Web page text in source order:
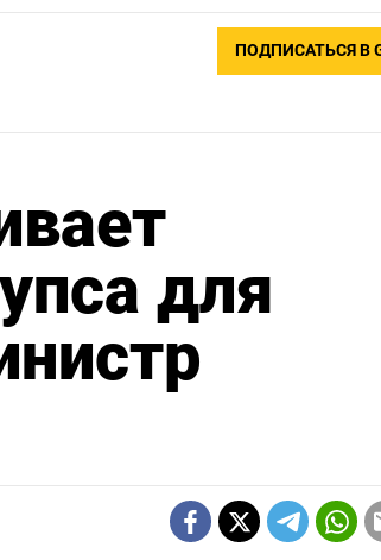
ПОДПИСАТЬСЯ В
для